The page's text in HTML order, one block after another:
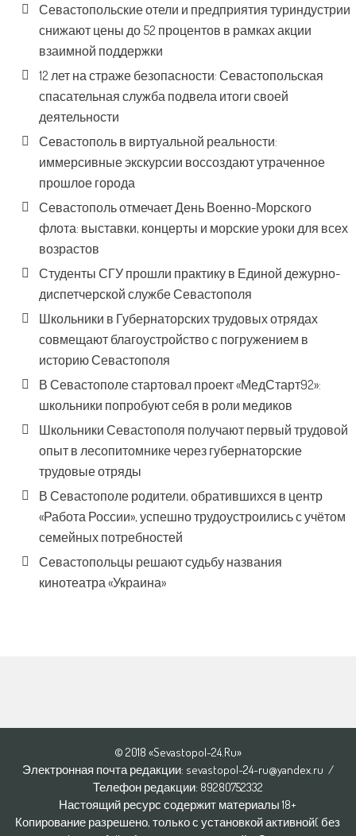
Севастопольские отели и предприятия туриндустрии
снижают цены до 52 процентов в рамках акции
взаимной поддержки
12 лет на страже безопасности: Севастопольская
спасательная служба подвела итоги своей
деятельности
Севастополь в виртуальной реальности:
иммерсивные экскурсии воссоздают утраченное
прошлое города
Севастополь отмечает День Военно-Морского
флота: выставки, концерты и морские уроки для всех
возрастов
Студенты СГУ прошли практику в Единой дежурно-
диспетчерской службе Севастополя
Школьники в Губернаторских трудовых отрядах
совмещают благоустройство с погружением в
историю Севастополя
В Севастополе стартовал проект «МедСтарт92»:
школьники попробуют себя в роли медиков
Школьники Севастополя получают первый трудовой
опыт в лесопитомнике через губернаторские
трудовые отряды
В Севастополе родители, обратившихся в центр
«Работа России», успешно трудоустроились с учётом
семейных потребностей
Севастопольцы решают судьбу названия
кинотеатра «Украина»
© 2018 «Sevastopol-24.Ru»
Электронная почта редакции: sevastopol-24-ru@yandex.ru /
Телефон редакции: 8928O752332
Настоящий ресурс содержит материалы 18+
Копирование разрешено, только с установкой активной( без